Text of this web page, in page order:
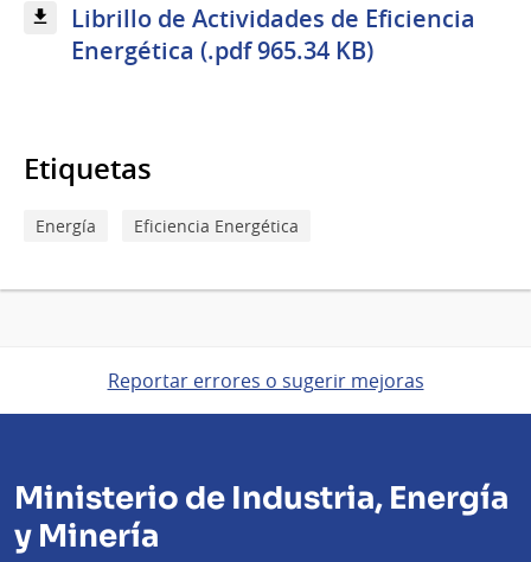
Librillo de Actividades de Eficiencia
Energética (.pdf 965.34 KB)
Etiquetas
Energía Eficiencia Energética
Reportar errores o sugerir mejoras
Ministerio de Industria, Energía
y Minería